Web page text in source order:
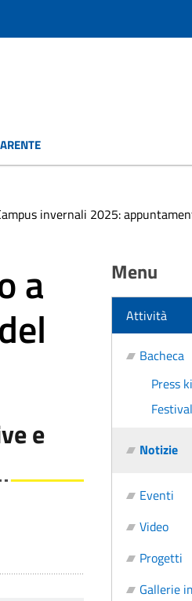
invernali 2025:
a
e
Menu
Attività
Bacheca
Press
Notizie
Eventi
Video
Progetti
Gallerie